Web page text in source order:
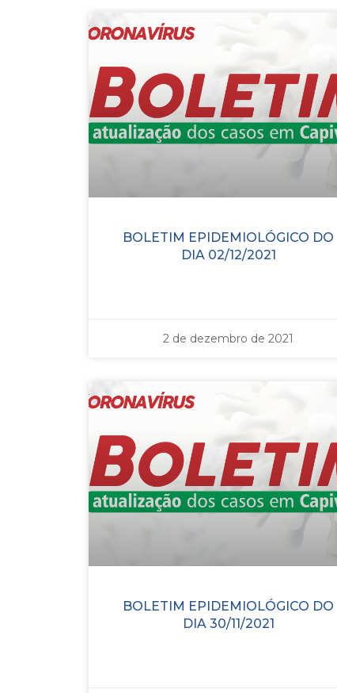
BOLETIM EPIDEMIOLÓGICO DO
DIA 02/12/2021
2 de dezembro de 2021
BOLETIM EPIDEMIOLÓGICO DO
DIA 30/11/2021